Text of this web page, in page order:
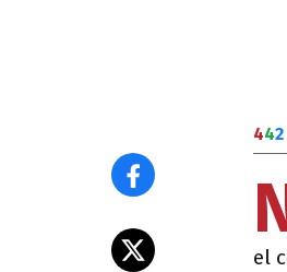
442
el